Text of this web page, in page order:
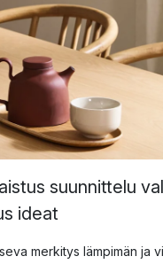
suunnittelu
ideat
merkitys lämpimän ja